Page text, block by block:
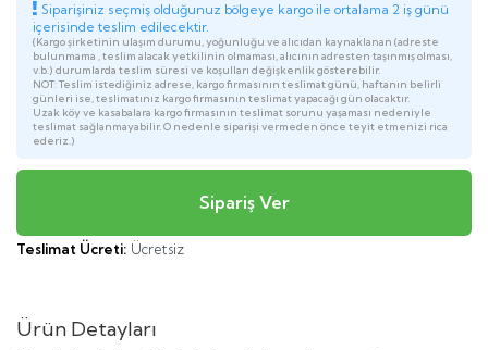
Siparişiniz seçmiş olduğunuz bölgeye kargo ile ortalama 2 iş günü
içerisinde teslim edilecektir.
(Kargo şirketinin ulaşım durumu, yoğunluğu ve alıcıdan kaynaklanan (adreste
bulunmama , teslim alacak yetkilinin olmaması, alıcının adresten taşınmış olması,
v.b.) durumlarda teslim süresi ve koşulları değişkenlik gösterebilir.
NOT: Teslim istediğiniz adrese, kargo firmasının teslimat günü, haftanın belirli
günleri ise, teslimatınız kargo firmasının teslimat yapacağı gün olacaktır.
Uzak köy ve kasabalara kargo firmasının teslimat sorunu yaşaması nedeniyle
teslimat sağlanmayabilir. O nedenle siparişi vermeden önce teyit etmenizi rica
ederiz.)
Teslimat Ücreti: Ücretsiz
Ürün Detayları